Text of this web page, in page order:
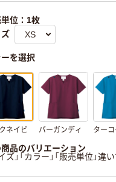
位：1枚
を選択
ネイビ
バーガンディ ター
商品のバリエーション
ズ」「カラー」「販売単位」